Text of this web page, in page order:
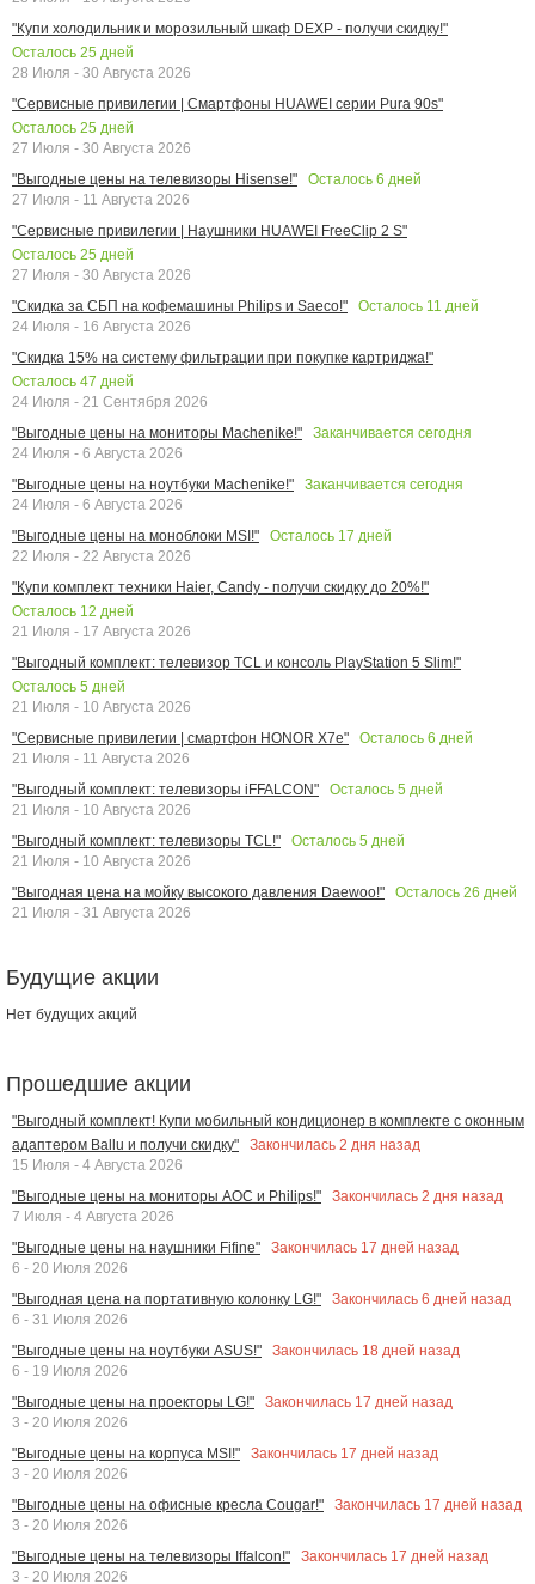
"Купи холодильник и морозильный шкаф DEXP - получи скидку!"
Осталось 25 дней
28 Июля - 30 Августа 2026
"Сервисные привилегии | Смартфоны HUAWEI серии Pura 90s"
Осталось 25 дней
27 Июля - 30 Августа 2026
"Выгодные цены на телевизоры Hisense!"
Осталось 6 дней
27 Июля - 11 Августа 2026
"Сервисные привилегии | Наушники HUAWEI FreeClip 2 S"
Осталось 25 дней
27 Июля - 30 Августа 2026
"Скидка за СБП на кофемашины Philips и Saeco!"
Осталось 11 дней
24 Июля - 16 Августа 2026
"Скидка 15% на систему фильтрации при покупке картриджа!"
Осталось 47 дней
24 Июля - 21 Сентября 2026
"Выгодные цены на мониторы Machenike!"
Заканчивается сегодня
24 Июля - 6 Августа 2026
"Выгодные цены на ноутбуки Machenike!"
Заканчивается сегодня
24 Июля - 6 Августа 2026
"Выгодные цены на моноблоки MSI!"
Осталось 17 дней
22 Июля - 22 Августа 2026
"Купи комплект техники Haier, Candy - получи скидку до 20%!"
Осталось 12 дней
21 Июля - 17 Августа 2026
"Выгодный комплект: телевизор TCL и консоль PlayStation 5 Slim!"
Осталось 5 дней
21 Июля - 10 Августа 2026
"Сервисные привилегии | смартфон HONOR X7e"
Осталось 6 дней
21 Июля - 11 Августа 2026
"Выгодный комплект: телевизоры iFFALCON"
Осталось 5 дней
21 Июля - 10 Августа 2026
"Выгодный комплект: телевизоры TCL!"
Осталось 5 дней
21 Июля - 10 Августа 2026
"Выгодная цена на мойку высокого давления Daewoo!"
Осталось 26 дней
21 Июля - 31 Августа 2026
Будущие акции
Нет будущих акций
Прошедшие акции
"Выгодный комплект! Купи мобильный кондиционер в комплекте с оконным
адаптером Ballu и получи скидку"
Закончилась 2 дня назад
15 Июля - 4 Августа 2026
"Выгодные цены на мониторы AOC и Philips!"
Закончилась 2 дня назад
7 Июля - 4 Августа 2026
"Выгодные цены на наушники Fifine"
Закончилась 17 дней назад
6 - 20 Июля 2026
"Выгодная цена на портативную колонку LG!"
Закончилась 6 дней назад
6 - 31 Июля 2026
"Выгодные цены на ноутбуки ASUS!"
Закончилась 18 дней назад
6 - 19 Июля 2026
"Выгодные цены на проекторы LG!"
Закончилась 17 дней назад
3 - 20 Июля 2026
"Выгодные цены на корпуса MSI!"
Закончилась 17 дней назад
3 - 20 Июля 2026
"Выгодные цены на офисные кресла Cougar!"
Закончилась 17 дней назад
3 - 20 Июля 2026
"Выгодные цены на телевизоры Iffalcon!"
Закончилась 17 дней назад
3 - 20 Июля 2026